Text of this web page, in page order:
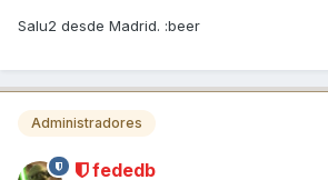
Salu2 desde Madrid. :beer
Administradores
fededb